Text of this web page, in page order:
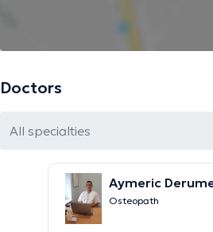
Doctors
All specialties
Aymeric
Osteopath